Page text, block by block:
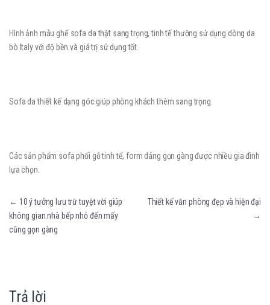
Hình ảnh mẫu ghế sofa da thật sang trọng, tinh tế thường sử dụng dòng da
bò Italy với độ bền và giá trị sử dụng tốt.
Sofa da thiết kế dạng góc giúp phòng khách thêm sang trọng.
Các sản phẩm sofa phối gỗ tinh tế, form dáng gọn gàng được nhiều gia đình
lựa chọn.
Điều hướng bài viết
← 10 ý tưởng lưu trữ tuyệt vời giúp
không gian nhà bếp nhỏ đến mấy
cũng gọn gàng
Thiết kế văn phòng đẹp và hiện đại
→
Trả lời